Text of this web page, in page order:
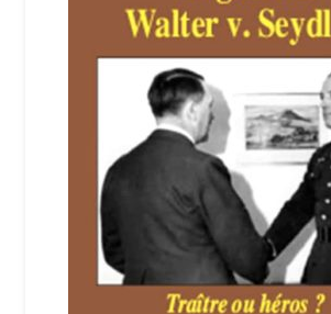
Politique de confidentialité et cookies
Qui sommes-nous ?
Soutien à Philippe Randa
Suivi de la Commande